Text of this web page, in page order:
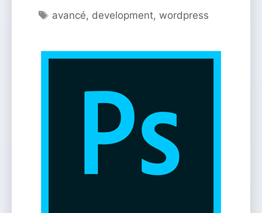
Étiquettes
avancé, development,wordpress